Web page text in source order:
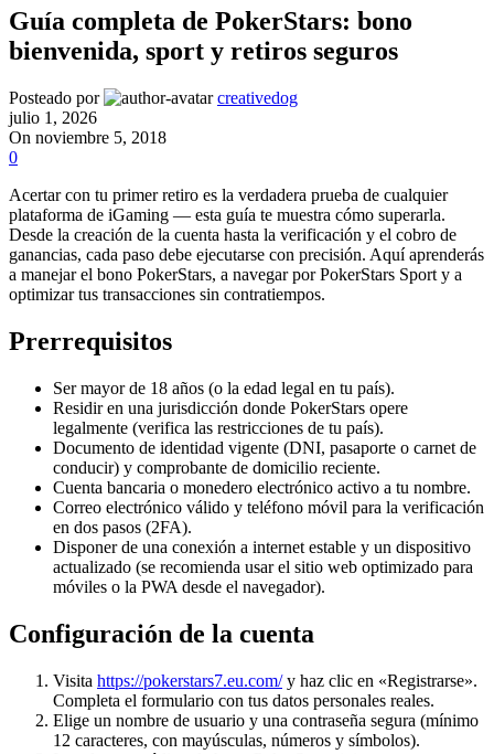
Guía completa de PokerStars: bono
bienvenida, sport y retiros seguros
Posteado por
creativedog
julio 1, 2026
On noviembre 5, 2018
0
Acertar con tu primer retiro es la verdadera prueba de cualquier
plataforma de iGaming — esta guía te muestra cómo superarla.
Desde la creación de la cuenta hasta la verificación y el cobro de
ganancias, cada paso debe ejecutarse con precisión. Aquí aprenderás
a manejar el bono PokerStars, a navegar por PokerStars Sport y a
optimizar tus transacciones sin contratiempos.
Prerrequisitos
Ser mayor de 18 años (o la edad legal en tu país).
Residir en una jurisdicción donde PokerStars opere
legalmente (verifica las restricciones de tu país).
Documento de identidad vigente (DNI, pasaporte o carnet de
conducir) y comprobante de domicilio reciente.
Cuenta bancaria o monedero electrónico activo a tu nombre.
Correo electrónico válido y teléfono móvil para la verificación
en dos pasos (2FA).
Disponer de una conexión a internet estable y un dispositivo
actualizado (se recomienda usar el sitio web optimizado para
móviles o la PWA desde el navegador).
Configuración de la cuenta
Visita https://pokerstars7.eu.com/y haz clic en «Registrarse».
Completa el formulario con tus datos personales reales.
Elige un nombre de usuario y una contraseña segura (mínimo
12 caracteres, con mayúsculas, números y símbolos).